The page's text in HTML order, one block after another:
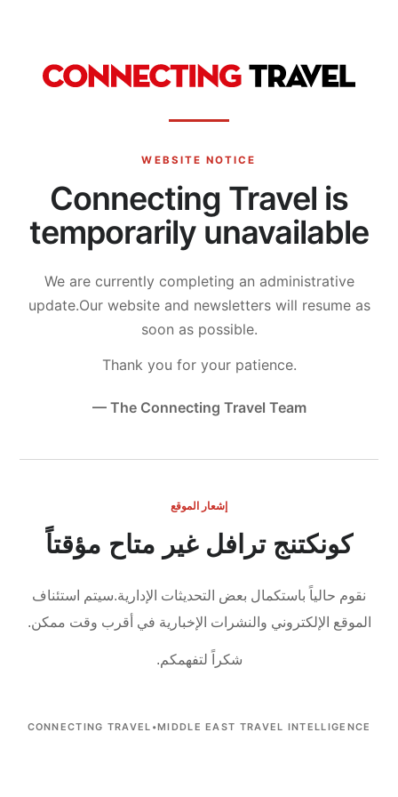
WEBSITE NOTICE
Connecting Travel is
temporarily unavailable
We are currently completing an administrative
update.Our website and newsletters will resume as
soon as possible.
Thank you for your patience.
— The Connecting Travel Team
إشعار الموقع
كونكتنج ترافل غير متاح مؤقتاً
نقوم حالياً باستكمال بعض التحديثات الإدارية.سيتم استئناف
الموقع الإلكتروني والنشرات الإخبارية في أقرب وقت ممكن.
شكراً لتفهمكم.
CONNECTING TRAVEL •MIDDLE EAST TRAVEL INTELLIGENCE